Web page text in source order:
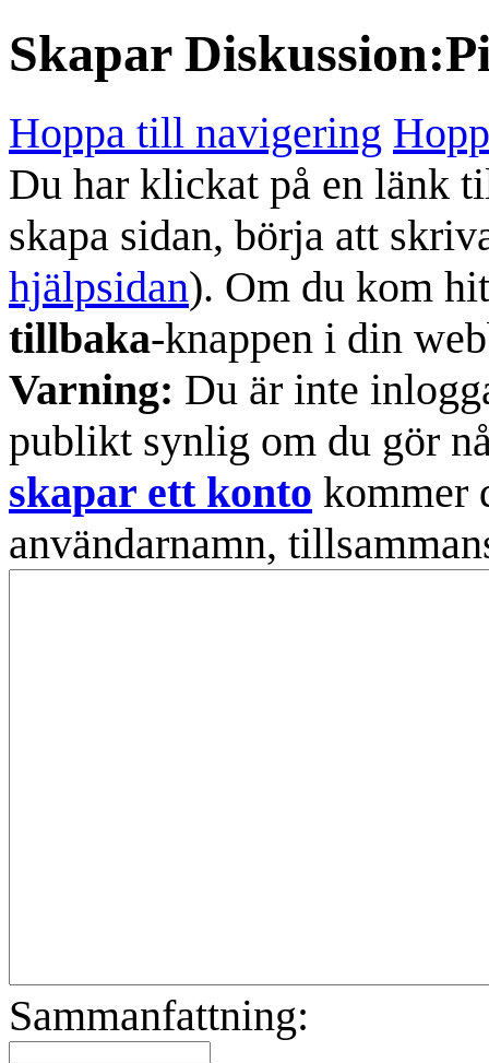
Skapar
Hoppa till navigering
Du har klickat på en länk
skapa sidan, börja att
hjälpsidan). Om du kom
tillbaka-knappen i din
Varning: Du är inte
publikt synlig om du gör
skapar ett konto kommer
användarnamn,
Sammanfattning: